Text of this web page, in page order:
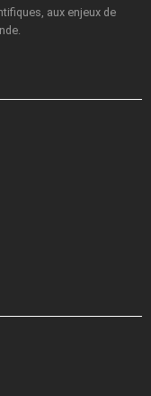
aux enjeux de